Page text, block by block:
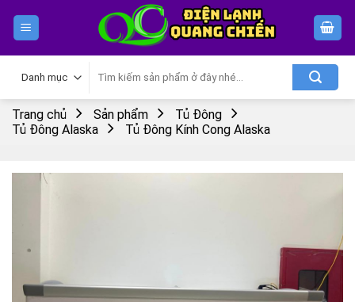
kiếm:
Trang chủ Sản phẩm
Tủ Đông
Tủ Đông Alaska
Tủ Đông Kính Cong Alaska